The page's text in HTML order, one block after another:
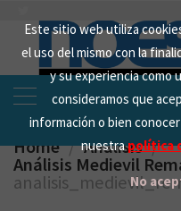
Este sitio web utiliza
el uso del mismo con la
y su experiencia como
consideramos que
información o bien
nuestrapolítica
No
content
Home Analisis
Análisis Medievil